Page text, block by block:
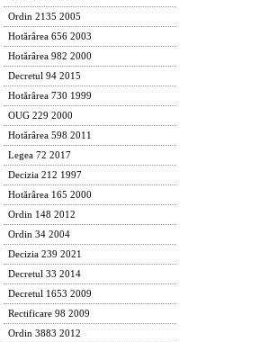
Ordin 2135 2005
Hotărârea 656 2003
Hotărârea 982 2000
Decretul 94 2015
Hotărârea 730 1999
OUG 229 2000
Hotărârea 598 2011
Legea 72 2017
Decizia 212 1997
Hotărârea 165 2000
Ordin 148 2012
Ordin 34 2004
Decizia 239 2021
Decretul 33 2014
Decretul 1653 2009
Rectificare 98 2009
Ordin 3883 2012